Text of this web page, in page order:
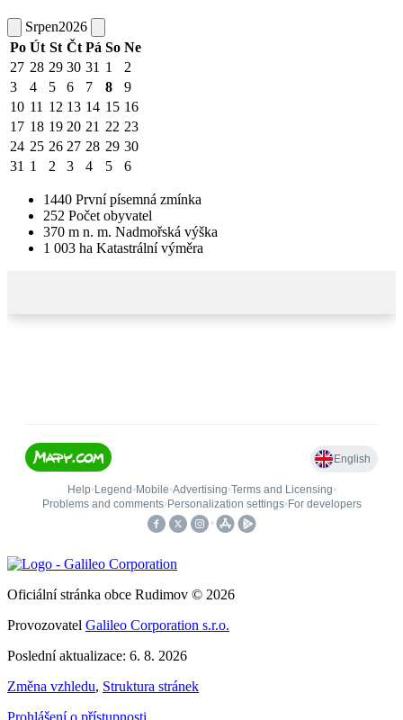
Srpen2026
Po Út St Čt Pá So Ne
27 28 29 30 31 1
2
3
4 5 6 7 8
9
10 11 12 13 14 15 16
17 18 19 20 21 22 23
24 25 26 27 28 29 30
31 1 2 3 4 5 6
1440 První písemná zmínka
252 Počet obyvatel
370 m n. m. Nadmořská výška
1 003 ha Katastrální výměra
Oficiální stránka obce Rudimov © 2026
Provozovatel Galileo Corporation s.r.o.
Poslední aktualizace: 6. 8. 2026
Změna vzhledu, Struktura stránek
Prohlášení o přístupnosti